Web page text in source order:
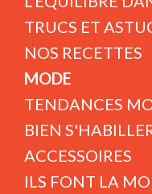
TRUCS ET
NOS RECETTES
MODE
TENDANCES
BIEN
ACCESSOIRES
ILS FONT LA